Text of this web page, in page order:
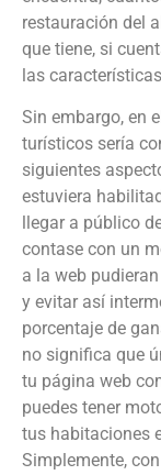
restauración del
que tiene, si
las
Sin embargo, en
turísticos sería
siguientes
estuviera
llegar a público
contase con un
a la web
y evitar así
porcentaje de
no significa que
tu página web
puedes tener
tus habitaciones
Simplemente,